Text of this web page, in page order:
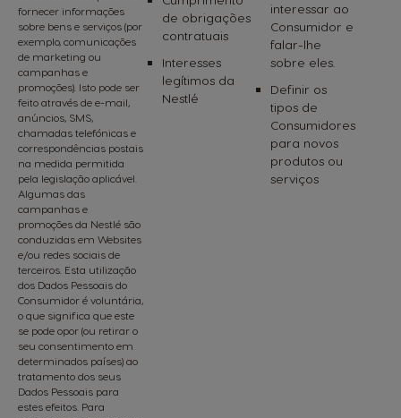
fornecer informações
sobre bens e serviços (por
exemplo, comunicações
de marketing ou
campanhas e
promoções). Isto pode ser
feito através de e-mail,
anúncios, SMS,
chamadas telefónicas e
correspondências postais
na medida permitida
pela legislação aplicável.
Algumas das
campanhas e
promoções da Nestlé são
conduzidas em Websites
e/ou redes sociais de
terceiros. Esta utilização
dos Dados Pessoais do
Consumidor é voluntária,
o que significa que este
se pode opor (ou retirar o
seu consentimento em
determinados países) ao
tratamento dos seus
Dados Pessoais para
estes efeitos. Para
de obrigações
contratuais
Interesses
legítimos da
Nestlé
interessar ao
Consumidor e
falar-lhe
sobre eles.
Definir os
tipos de
Consumidores
para novos
produtos ou
serviços